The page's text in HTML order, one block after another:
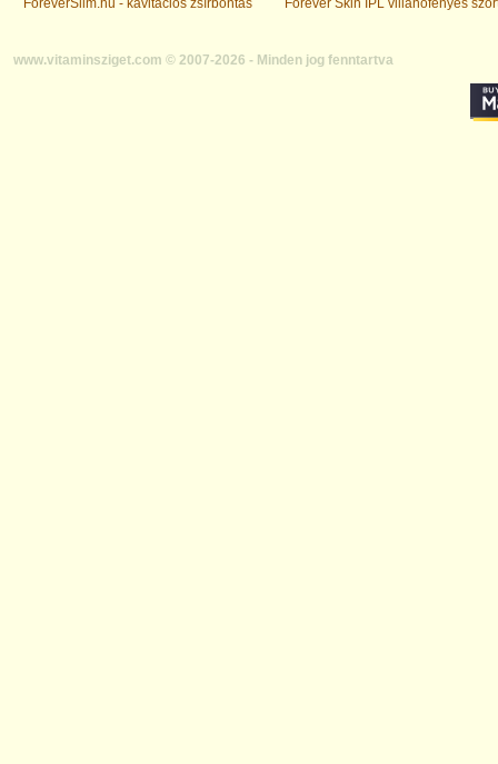
ForeverSlim.hu - kavitációs zsírbontás Forever Skin IPL villanófényes
www.vitaminsziget.com © 2007-2026 - Minden jog fenntartva